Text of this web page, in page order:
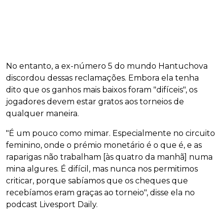
No entanto, a ex-número 5 do mundo Hantuchova
discordou dessas reclamações. Embora ela tenha
dito que os ganhos mais baixos foram "difíceis", os
jogadores devem estar gratos aos torneios de
qualquer maneira.
"É um pouco como mimar. Especialmente no circuito
feminino, onde o prémio monetário é o que é, e as
raparigas não trabalham [às quatro da manhã] numa
mina algures. É difícil, mas nunca nos permitimos
criticar, porque sabíamos que os cheques que
recebíamos eram graças ao torneio", disse ela no
podcast Livesport Daily.